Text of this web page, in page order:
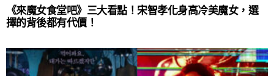
《來魔女食堂吧》三大看點！宋智孝化身高冷美魔女，選
擇的背後都有代價！